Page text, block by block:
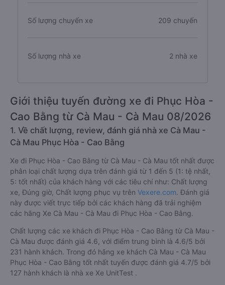
Số lượng chuyến xe 209 chuyến
Số lượng nhà xe 2 nhà xe
Giới thiệu tuyến đường xe đi Phục Hòa -
Cao Bằng từ Cà Mau - Cà Mau 08/2026
1. Về chất lượng, review, đánh giá nhà xe Cà Mau -
Cà Mau Phục Hòa - Cao Bằng
Xe đi Phục Hòa - Cao Bằng từ Cà Mau - Cà Mau tốt nhất được
phân loại chất lượng dựa trên đánh giá từ 1 đến 5 (1: tệ nhất,
5: tốt nhất) của khách hàng với các tiêu chí như: Chất lượng
xe, Đúng giờ, Chất lượng phục vụ trên Vexere.com. Đánh giá
này được viết trực tiếp bởi các khách hàng đã trải nghiệm
các hãng Xe Cà Mau - Cà Mau đi Phục Hòa - Cao Bằng.
Chất lượng các xe khách đi Phục Hòa - Cao Bằng từ Cà Mau -
Cà Mau được đánh giá 4.6, với điểm trung bình là 4.6/5 bởi
231 hành khách. Trong đó hãng xe khách Cà Mau - Cà Mau
Phục Hòa - Cao Bằng tốt nhất tuyến được đánh giá 4.7/5 bởi
127 hành khách là nhà xe Xe UnitTest .